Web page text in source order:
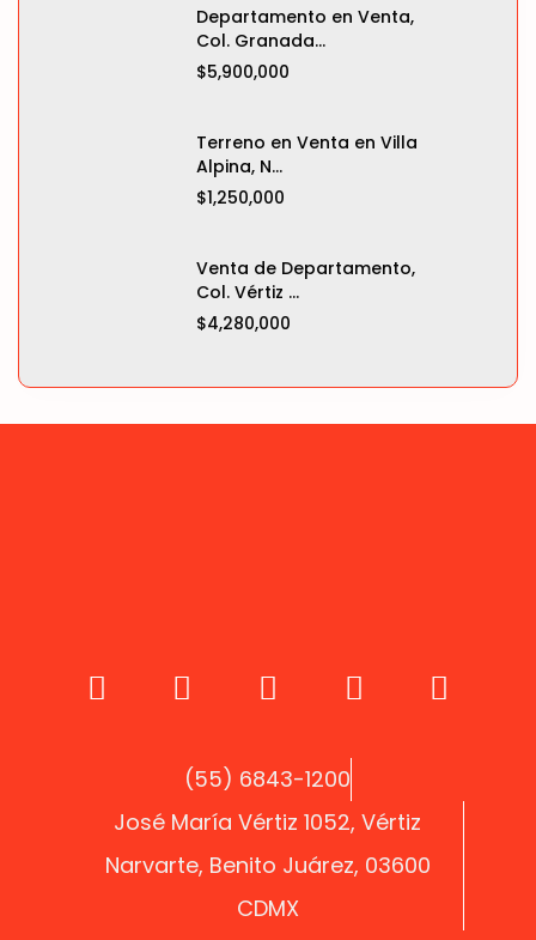
Departamento en Venta,
Col. Granada...
$5,900,000
Terreno en Venta en Villa
Alpina, N...
$1,250,000
Venta de Departamento,
Col. Vértiz ...
$4,280,000
(55) 6843-1200
José María Vértiz 1052, Vértiz
Narvarte, Benito Juárez, 03600
CDMX